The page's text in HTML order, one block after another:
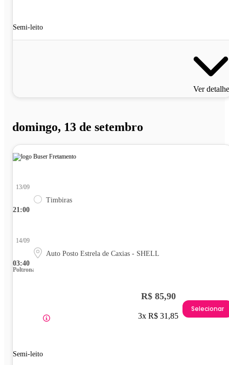
Semi-leito
Ver
domingo, 13 de setembro
21:00
13/09
Timbiras
03:40
14/09
Auto Posto Estrela de Caxias - SHELL
Poltrona
Semi-leito
R$ 85,90
3x R$ 31,85
Selecionar